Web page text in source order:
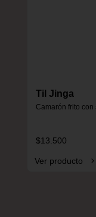
Til Jinga
Camarón frito con
$13.500
Ver producto